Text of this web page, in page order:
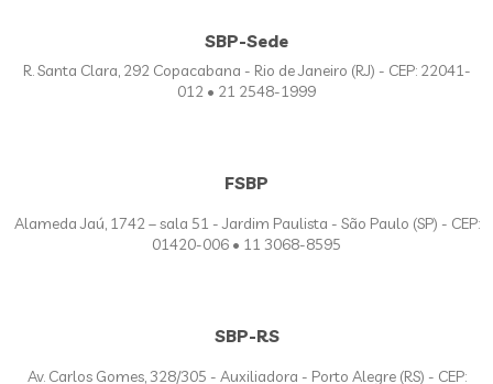
SBP-Sede
R. Santa Clara, 292 Copacabana - Rio de Janeiro (RJ) - CEP: 22041-
012 • 21 2548-1999
FSBP
Alameda Jaú, 1742 – sala 51 - Jardim Paulista - São Paulo (SP) - CEP:
01420-006 • 11 3068-8595
SBP-RS
Av. Carlos Gomes, 328/305 - Auxiliadora - Porto Alegre (RS) - CEP: